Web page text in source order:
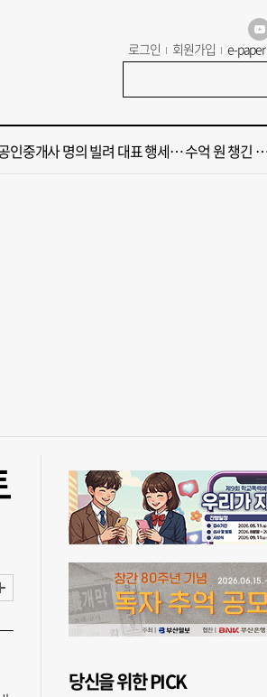
로그인 회원가입 e-paper
령 "전남광주 독자적 대학입시제도 어떤가" 제안
인중개사 명의 빌려 대표 행세… 수억 원 챙긴 60대 등 3명 송치
경을 담다’ 금정산 국립공원 지정 기념 전시회
당신을 위한 PICK